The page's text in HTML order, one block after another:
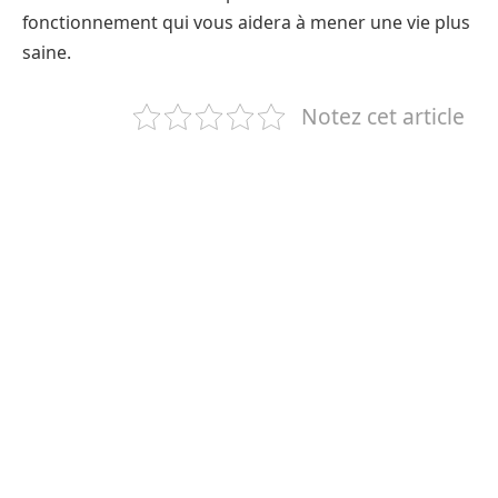
fonctionnement qui vous aidera à mener une vie plus
saine.
Notez cet article